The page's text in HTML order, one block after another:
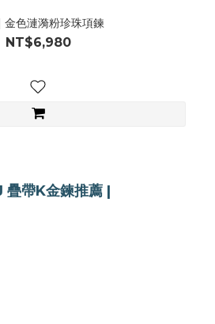
色漣漪粉珍珠項鍊
NT$6,980
疊帶K金鍊推薦 |